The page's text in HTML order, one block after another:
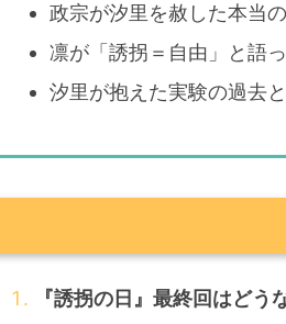
政宗が汐里を赦した本当
凛が「誘拐＝自由」と語
汐里が抱えた実験の過去
『誘拐の日』最終回はど